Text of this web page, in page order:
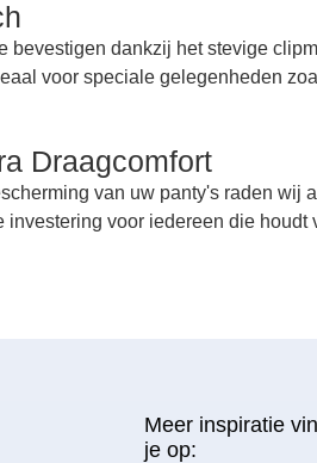
bevestigen dankzij het stevige
voor speciale gelegenheden
Draagcomfort
van uw panty's raden
voor iedereen die
Meer inspiratie
je op: